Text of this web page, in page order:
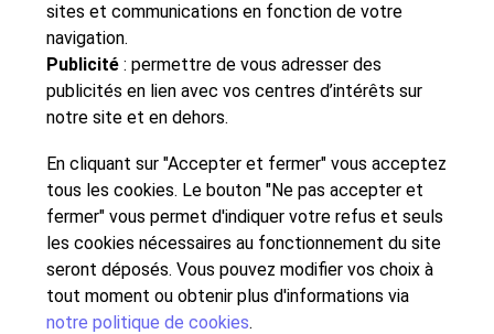
sites et communications en fonction de votre
navigation.
Publicité : permettre de vous adresser des
publicités en lien avec vos centres d’intérêts sur
notre site et en dehors.
En cliquant sur "Accepter et fermer" vous acceptez
tous les cookies. Le bouton "Ne pas accepter et
fermer" vous permet d'indiquer votre refus et seuls
les cookies nécessaires au fonctionnement du site
seront déposés. Vous pouvez modifier vos choix à
tout moment ou obtenir plus d'informations via
notre politique de cookies.
Profitez des
avantages du
bulletin de paie
dématérialisé
Simplicité